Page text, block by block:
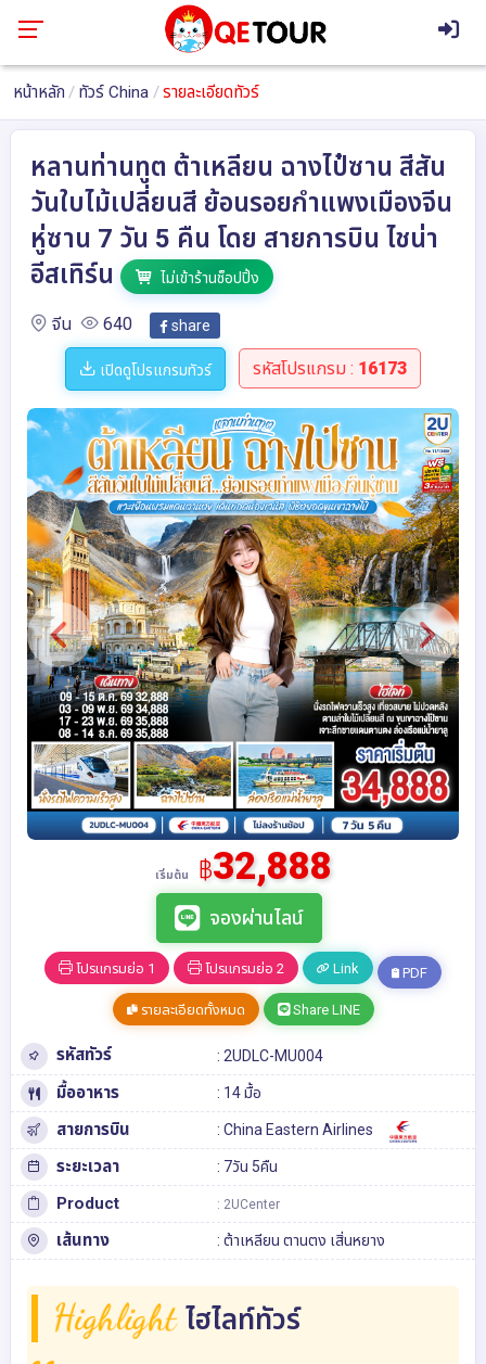
หน้าหลัก ทัวร์ China รายละเอียดทัวร์
หลานท่านทูต ต้าเหลียน ฉางไป๋ซาน สีสัน
วันใบไม้เปลี่ยนสี ย้อนรอยกำแพงเมืองจีน
หู่ซาน 7 วัน 5 คืน โดย สายการบิน ไชน่า
อีสเทิร์น
ไม่เข้าร้านช็อปปิ้ง
จีน 640 share
เปิดดูโปรแกรมทัวร์ รหัสโปรแกรม : 16173
เริ่มต้น ฿32,888
จองผ่านไลน์
โปรแกรมย่อ 1 โปรแกรมย่อ 2 Link PDF
รายละเอียดทั้งหมด Share LINE
รหัสทัวร์ : 2UDLC-MU004
มื้ออาหาร : 14 มื้อ
สายการบิน : China Eastern Airlines
ระยะเวลา : 7วัน 5คืน
Product : 2UCenter
เส้นทาง : ต้าเหลียน ตานตง เสิ่นหยาง
Highlight ไฮไลท์ทัวร์